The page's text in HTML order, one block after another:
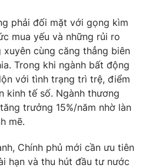
lai
Podcast
phải đối mặt với gọng kìm
mua yếu và những rủi ro
cùng căng thẳng biên
Trong khi ngành bất động
với tình trạng trì trệ, điểm
kinh tế số. Ngành thương
trưởng 15%/năm nhờ làn
mẽ.
Chính phủ mới cần ưu tiên
hạn và thu hút đầu tư nước